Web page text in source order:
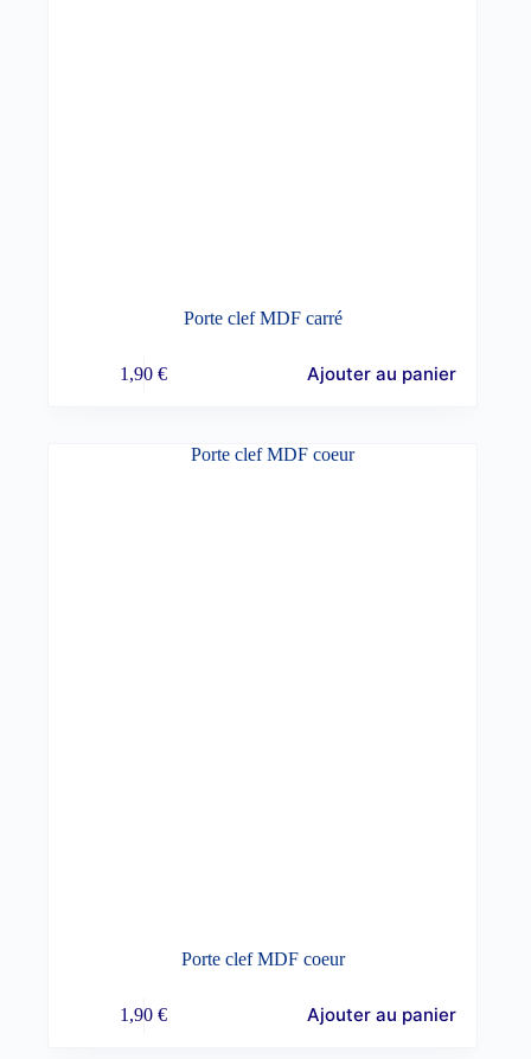
Porte clef MDF carré
1,90€ Ajouter au panier
Porte clef MDF coeur
1,90€ Ajouter au panier